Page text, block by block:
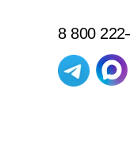
8 800